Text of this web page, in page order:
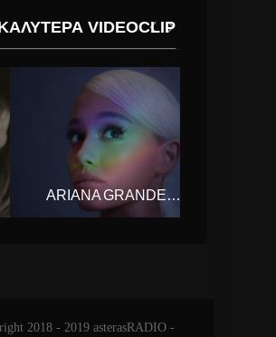
VIDEOCLIP
ARIANA GRANDE – NO TEARS LEFT TO CRY
2018 - 2019 asterasRADIO -